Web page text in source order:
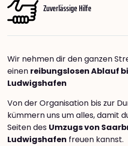
Zuverlässige Hilfe
Wir nehmen dir den ganzen
einen reibungslosen Ablauf
Ludwigshafen
Von der Organisation bis zur
kümmern uns um alles, damit
Seiten des Umzugs von
Ludwigshafen freuen kannst.